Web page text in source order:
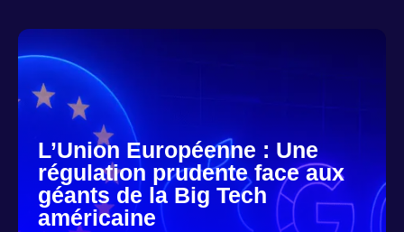
L’Union Européenne : Une
régulation prudente face aux
géants de la Big Tech
américaine